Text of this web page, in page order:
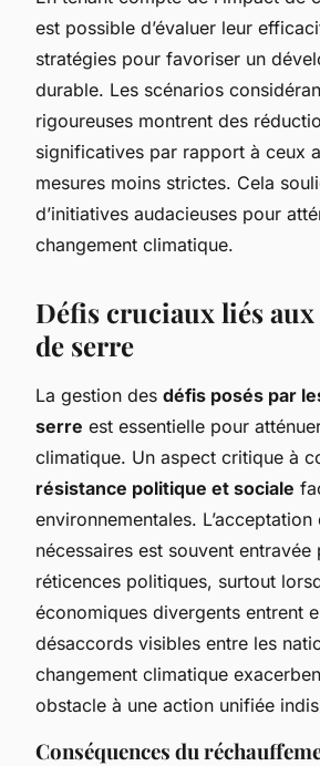
est possible d’évaluer leur
stratégies pour favoriser un
durable. Les scénarios
rigoureuses montrent des
significatives par rapport à ceux
mesures moins strictes. Cela
d’initiatives audacieuses pour
changement climatique.
Défis cruciaux liés aux
de serre
La gestion des défis posés par
serre est essentielle pour
climatique. Un aspect critique à
résistance politique et sociale
environnementales.
nécessaires est souvent entravée
réticences politiques, surtout
économiques divergents entrent
désaccords visibles entre les
changement climatique
obstacle à une action unifiée
Conséquences du